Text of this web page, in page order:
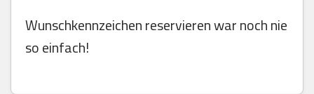
Wunschkennzeichen reservieren war noch nie
so einfach!